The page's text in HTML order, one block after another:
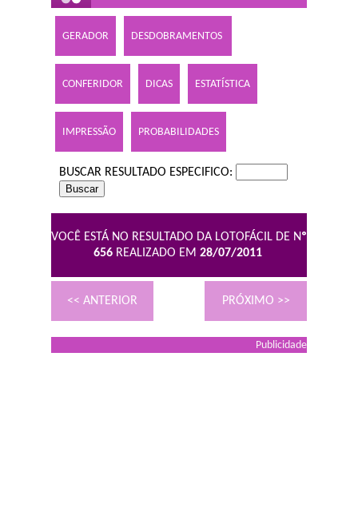
GERADOR DESDOBRAMENTOS
CONFERIDOR DICAS ESTATÍSTICA
IMPRESSÃO PROBABILIDADES
BUSCAR RESULTADO ESPECIFICO:
VOCÊ ESTÁ NO RESULTADO DA LOTOFÁCIL DE Nº
656 REALIZADO EM 28/07/2011
<< ANTERIOR PRÓXIMO >>
Publicidade